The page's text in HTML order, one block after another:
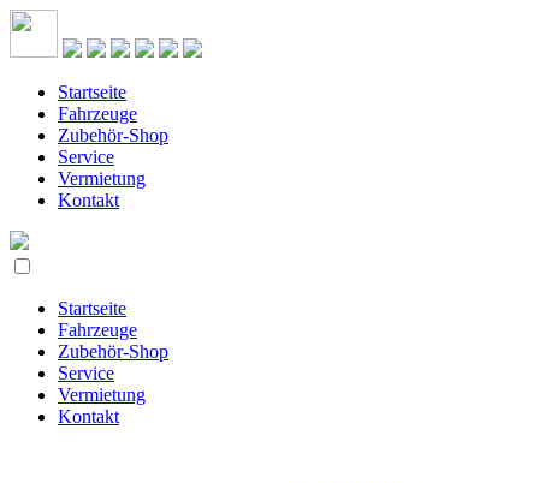
Startseite
Fahrzeuge
Zubehör-Shop
Service
Vermietung
Kontakt
Startseite
Fahrzeuge
Zubehör-Shop
Service
Vermietung
Kontakt